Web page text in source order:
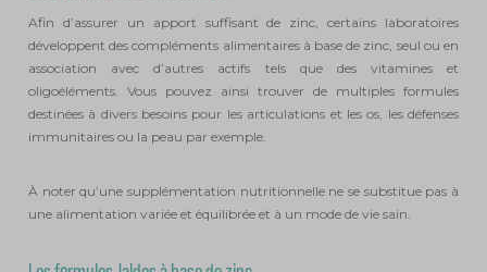
Afin d’assurer un apport suffisant de zinc, certains laboratoires
développent des compléments alimentaires à base de zinc, seul ou en
association avec d’autres actifs tels que des vitamines et
oligoéléments. Vous pouvez ainsi trouver de multiples formules
destinées à divers besoins pour les articulations et les os, les défenses
immunitaires ou la peau par exemple.
À noter qu’une supplémentation nutritionnelle ne se substitue pas à
une alimentation variée et équilibrée et à un mode de vie sain.